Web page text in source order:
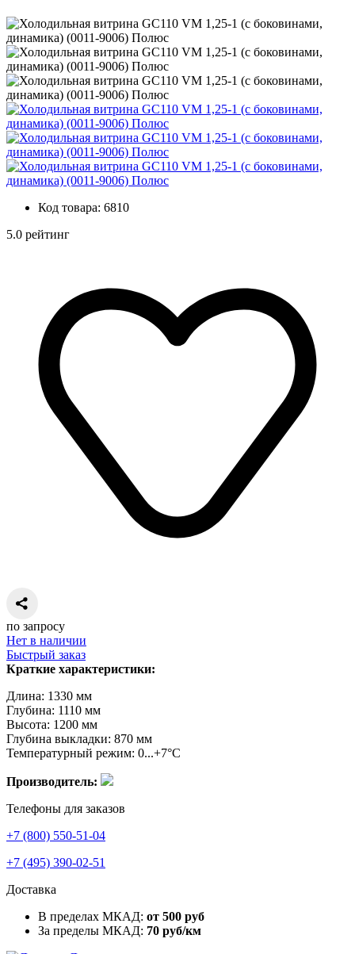
Код товара: 6810
5.0 рейтинг
по запросу
Нет в наличии
Быстрый заказ
Краткие характеристики:
Длина: 1330 мм
Глубина: 1110 мм
Высота: 1200 мм
Глубина выкладки: 870 мм
Температурный режим: 0...+7°C
Производитель:
Телефоны для заказов
+7 (800) 550-51-04
+7 (495) 390-02-51
Доставка
В пределах МКАД: от 500 руб
За пределы МКАД: 70 руб/км